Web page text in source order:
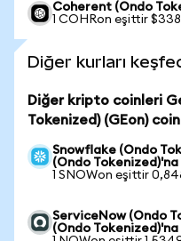
Coherent (Ondo
1 COHRon eşittir
Diğer kurları
Diğer kripto coinleri
Tokenized) (GEon)
Snowflake (Ondo
(Ondo Tokenized)'na
1 SNOWon eşittir
ServiceNow (Ondo
(Ondo Tokenized)'na